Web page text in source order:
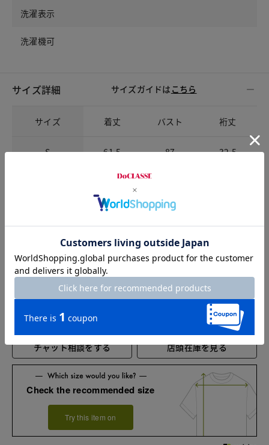
洗濯表示
洗濯機可
サイズ詳細 サイズガイドは こちら
サイズ 着丈 バスト 裄丈
S 61.5 87 32.5
62.5
63.5 95
64.5 100
XXL 65 106 35
チャット相談をする 店頭在庫を見る
Check the recommended size
Try this item on